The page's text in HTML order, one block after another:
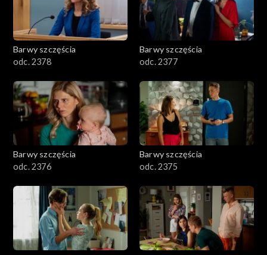
Barwy szczęścia
odc. 2378
Barwy szczęścia
odc. 2377
Barwy szczęścia
odc. 2376
Barwy szczęścia
odc. 2375